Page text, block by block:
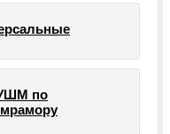
по
мрамору